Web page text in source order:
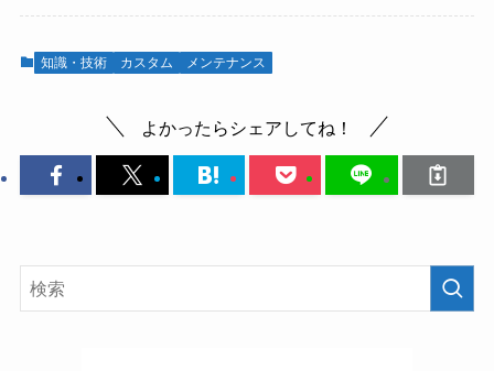
知識・技術 カスタム メンテナンス
よかったらシェアしてね！